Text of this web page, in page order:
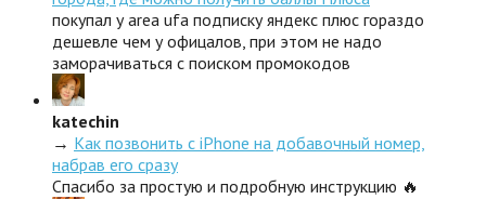
покупал у area ufa подписку яндекс плюс гораздо
дешевле чем у офицалов, при этом не надо
заморачиваться с поиском промокодов
katechin
→ Как позвонить с iPhone на добавочный номер,
набрав его сразу
Спасибо за простую и подробную инструкцию 🔥